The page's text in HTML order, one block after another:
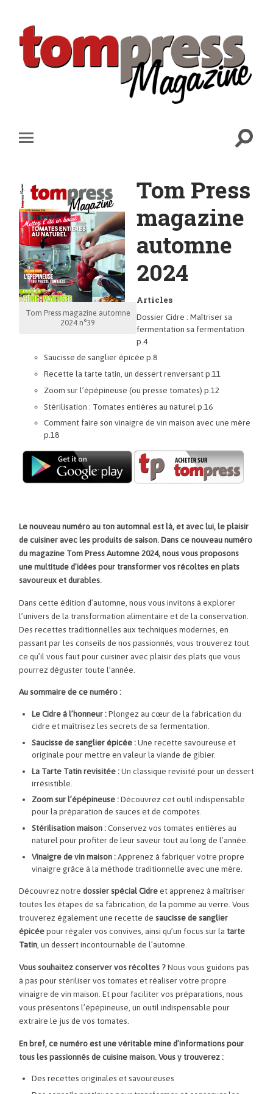
Tom Press magazine automne
2024 n°39
Tom Press
magazine
automne
2024
Articles
Dossier Cidre : Maîtriser sa
fermentation sa fermentation
p.4
Saucisse de sanglier épicée p.8
Recette la tarte tatin, un dessert renversant p.11
Zoom sur l’épépineuse (ou presse tomates) p.12
Stérilisation : Tomates entières au naturel p.16
Comment faire son vinaigre de vin maison avec une mère
p.18
Le nouveau numéro au ton automnal est là, et avec lui, le plaisir
de cuisiner avec les produits de saison. Dans ce nouveau numéro
du magazine Tom Press Automne 2024, nous vous proposons
une multitude d’idées pour transformer vos récoltes en plats
savoureux et durables.
Dans cette édition d’automne, nous vous invitons à explorer
l’univers de la transformation alimentaire et de la conservation.
Des recettes traditionnelles aux techniques modernes, en
passant par les conseils de nos passionnés, vous trouverez tout
ce qu’il vous faut pour cuisiner avec plaisir des plats que vous
pourrez déguster toute l’année.
Au sommaire de ce numéro :
Le Cidre à l’honneur :Plongez au cœur de la fabrication du
cidre et maîtrisez les secrets de sa fermentation.
Saucisse de sanglier épicée :Une recette savoureuse et
originale pour mettre en valeur la viande de gibier.
La Tarte Tatin revisitée :Un classique revisité pour un dessert
irrésistible.
Zoom sur l’épépineuse :Découvrez cet outil indispensable
pour la préparation de sauces et de compotes.
Stérilisation maison :Conservez vos tomates entières au
naturel pour profiter de leur saveur tout au long de l’année.
Vinaigre de vin maison :Apprenez à fabriquer votre propre
vinaigre grâce à la méthode traditionnelle avec une mère.
Découvrez notredossier spécial Cidreet apprenez à maîtriser
toutes les étapes de sa fabrication, de la pomme au verre. Vous
trouverez également une recette desaucisse de sanglier
épicéepour régaler vos convives, ainsi qu’un focus sur la tarte
Tatin , un dessert incontournable de l’automne.
Vous souhaitez conserver vos récoltes ?Nous vous guidons pas
à pas pour stériliser vos tomates et réaliser votre propre
vinaigre de vin maison. Et pour faciliter vos préparations, nous
vous présentons l’épépineuse, un outil indispensable pour
extraire le jus de vos tomates.
En bref, ce numéro est une véritable mine d’informations pour
tous les passionnés de cuisine maison. Vous y trouverez :
Des recettes originales et savoureuses